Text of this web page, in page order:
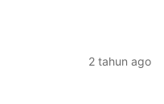
2 tahun ago